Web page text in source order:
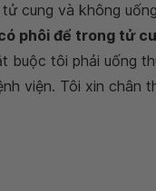
cung và không
phôi để trong tử
buộc tôi phải uống
viện. Tôi xin chân